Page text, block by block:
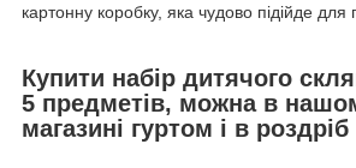
картонну коробку, яка чудово підійде для
Купити набір дитячого
5 предметів, можна в
магазині гуртом і в роздріб